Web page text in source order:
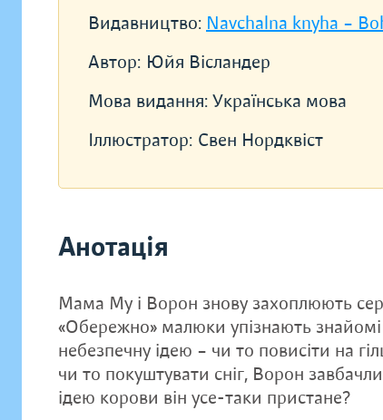
Видавництво: Navchalna knyha –
Автор: Юйя Вісландер
Мова видання: Українська мова
Іллюстратор: Свен Нордквіст
Анотація
Мама Му і Ворон знову захоплюють
«Обережно» малюки упізнають
небезпечну ідею – чи то повисіти на
чи то покуштувати сніг, Ворон
ідею корови він усе-таки пристане?